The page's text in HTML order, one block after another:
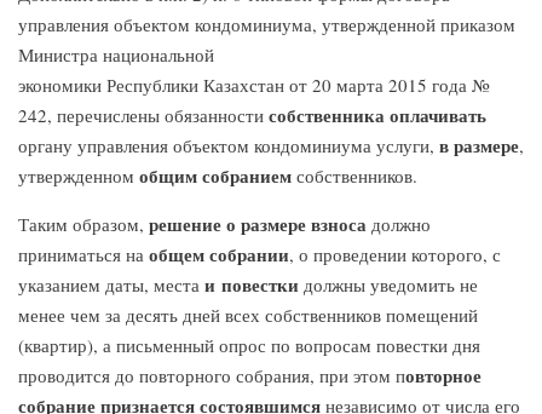
управления объектом кондоминиума, утвержденной приказом
Министра национальной
экономики Республики Казахстан от 20 марта 2015 года №
242, перечислены обязанности собственника оплачивать
органу управления объектом кондоминиума услуги, в размере,
утвержденном общим собранием собственников.
Таким образом, решение о размере взноса должно
приниматься на общем собрании, о проведении которого, с
указанием даты, места и повестки должны уведомить не
менее чем за десять дней всех собственников помещений
(квартир), а письменный опрос по вопросам повестки дня
проводится до повторного собрания, при этом повторное
собрание признается состоявшимся независимо от числа его